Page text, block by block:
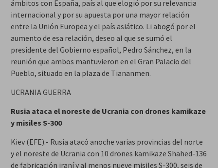
ámbitos con España, país al que elogió por su relevancia
internacional y por su apuesta por una mayor relación
entre la Unión Europea y el país asiático. Li abogó por el
aumento de esa relación, deseo al que se sumó el
presidente del Gobierno español, Pedro Sánchez, en la
reunión que ambos mantuvieron en el Gran Palacio del
Pueblo, situado en la plaza de Tiananmen.
UCRANIA GUERRA
Rusia ataca el noreste de Ucrania con drones kamikaze
y misiles S-300
Kiev (EFE).- Rusia atacó anoche varias provincias del norte
y el noreste de Ucrania con 10 drones kamikaze Shahed-136
de fabricación iraní y al menos nueve misiles S-300, seis de